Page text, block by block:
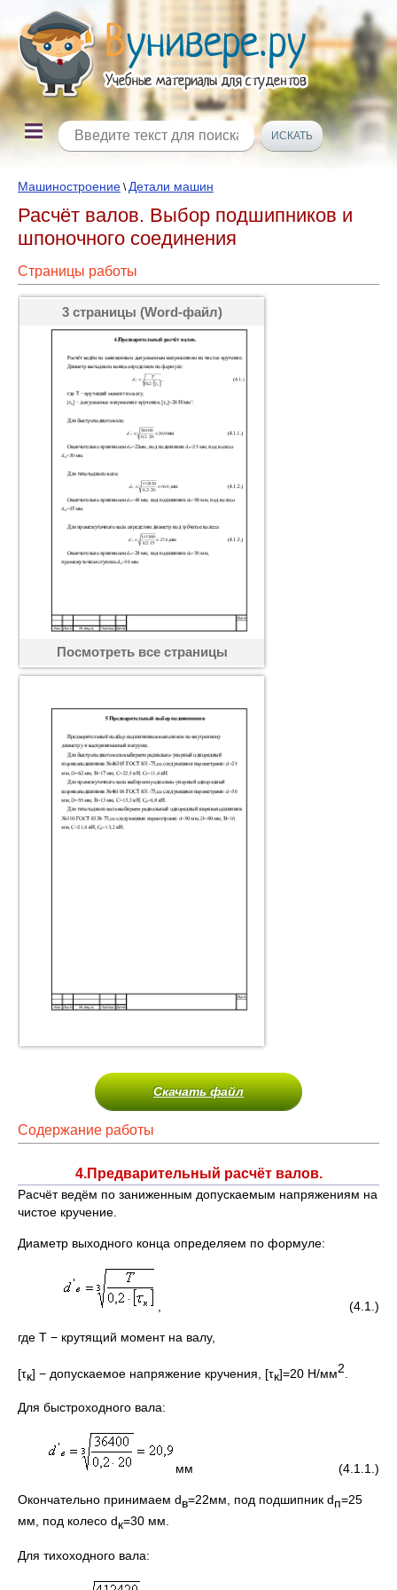
Машиностроение \ Детали машин
Расчёт валов. Выбор подшипников и
шпоночного соединения
Страницы работы
3 страницы (Word-файл)
Посмотреть все страницы
Скачать файл
Содержание работы
4.Предварительный расчёт валов.
Расчёт ведём по заниженным допускаемым напряжениям на
чистое кручение.
Диаметр выходного конца определяем по формуле:
, (4.1.)
где Т − крутящий момент на валу,
[τк] − допускаемое напряжение кручения, [τк]=20 Н/мм2
Для быстроходного вала:
мм (4.1.1.)
Окончательно принимаем dв=22мм, под подшипник dп=25
мм, под колесо dк=30 мм.
Для тихоходного вала: